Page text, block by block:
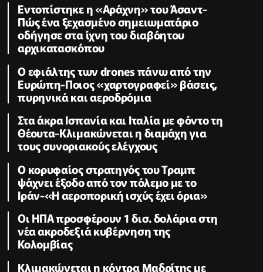
Εντοπίστηκε η «Αράχνη» του Άσαντ-
Πώς ένα ξεχασμένο σημειωματάριο
οδήγησε στα ίχνη του διαβόητου
αρχικατασκόπου
Ο εφιάλτης των drones πάνω από την
Ευρώπη-Ποιος «χαρτογραφεί» βάσεις,
πυρηνικά και αεροδρόμια
Στα άκρα Ισπανία και Ιταλία με φόντο τη
Θέουτα-Κλιμακώνεται η διαμάχη για
τους συνοριακούς ελέγχους
Ο κορυφαίος στρατηγός του Τραμπ
ψάχνει έξοδο από τον πόλεμο με το
Ιράν-«Η αεροπορική ισχύς έχει όρια»
Οι ΗΠΑ προσφέρουν 1 δισ. δολάρια στη
νέα ακροδεξιά κυβέρνηση της
Κολομβίας
Κλιμακώνεται η κόντρα Μαδρίτης με